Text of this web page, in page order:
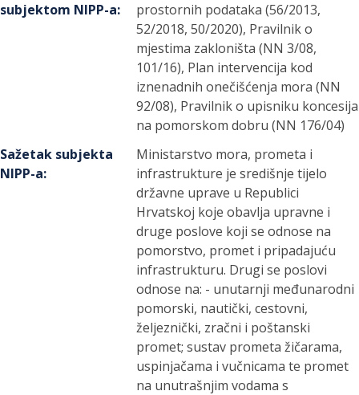
subjektom NIPP-a:
prostornih podataka (56/2013,
52/2018, 50/2020), Pravilnik o
mjestima zakloništa (NN 3/08,
101/16), Plan intervencija kod
iznenadnih onečišćenja mora (NN
92/08), Pravilnik o upisniku koncesija
na pomorskom dobru (NN 176/04)
Sažetak subjekta
NIPP-a:
Ministarstvo mora, prometa i
infrastrukture je središnje tijelo
državne uprave u Republici
Hrvatskoj koje obavlja upravne i
druge poslove koji se odnose na
pomorstvo, promet i pripadajuću
infrastrukturu. Drugi se poslovi
odnose na: - unutarnji međunarodni
pomorski, nautički, cestovni,
željeznički, zračni i poštanski
promet; sustav prometa žičarama,
uspinjačama i vučnicama te promet
na unutrašnjim vodama s